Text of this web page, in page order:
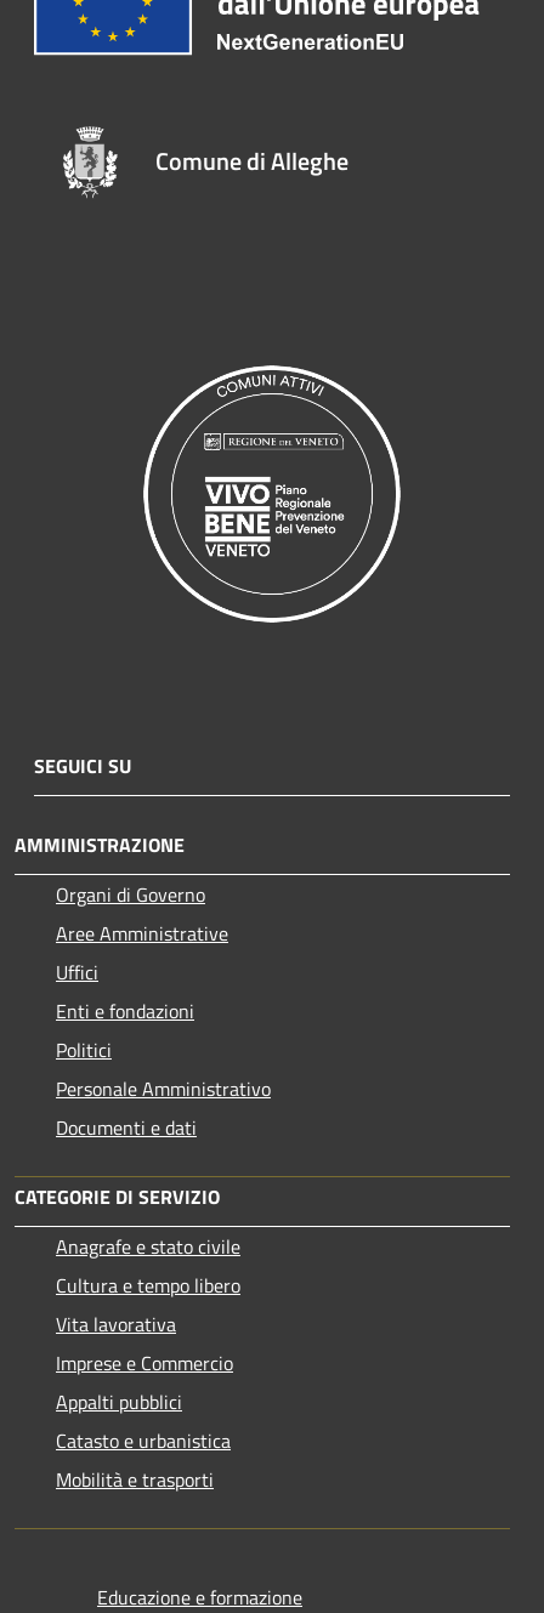
Comune di Alleghe
SEGUICI SU
AMMINISTRAZIONE
Organi di Governo
Aree Amministrative
Uffici
Enti e fondazioni
Politici
Personale Amministrativo
Documenti e dati
CATEGORIE DI SERVIZIO
Anagrafe e stato civile
Cultura e tempo libero
Vita lavorativa
Imprese e Commercio
Appalti pubblici
Catasto e urbanistica
Mobilità e trasporti
Educazione e formazione